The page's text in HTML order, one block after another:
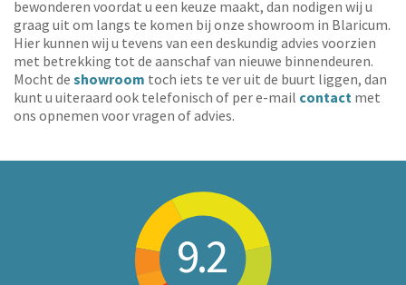
bewonderen voordat u een keuze maakt, dan nodigen wij u
graag uit om langs te komen bij onze showroom in Blaricum.
Hier kunnen wij u tevens van een deskundig advies voorzien
met betrekking tot de aanschaf van nieuwe binnendeuren.
Mocht de showroom toch iets te ver uit de buurt liggen, dan
kunt u uiteraard ook telefonisch of per e-mail contact met
ons opnemen voor vragen of advies.
9.2